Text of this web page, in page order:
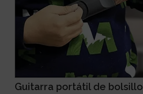
Guitarra portátil de bolsillo